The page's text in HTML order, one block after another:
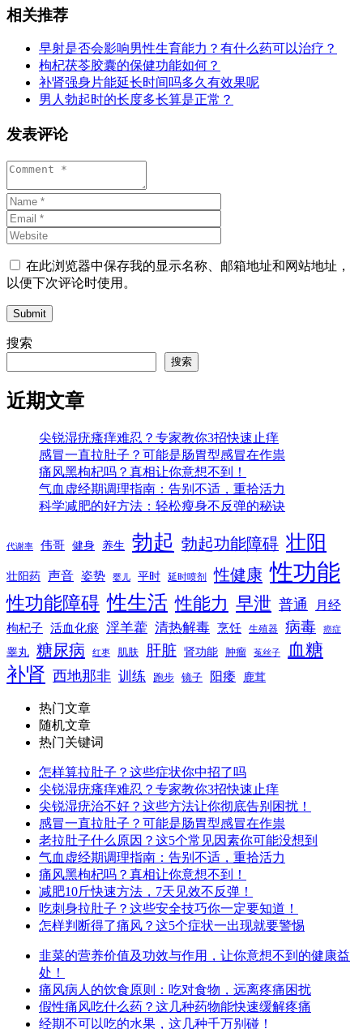
相关推荐
早射是否会影响男性生育能力？有什么药可以治疗？
枸杞茯苓胶囊的保健功能如何？
补肾强身片能延长时间吗多久有效果呢
男人勃起时的长度多长算是正常？
发表评论
在此浏览器中保存我的显示名称、邮箱地址和网站地址，
以便下次评论时使用。
Submit
搜索
搜索
近期文章
尖锐湿疣瘙痒难忍？专家教你3招快速止痒
感冒一直拉肚子？可能是肠胃型感冒在作祟
痛风黑枸杞吗？真相让你意想不到！
气血虚经期调理指南：告别不适，重拾活力
科学减肥的好方法：轻松瘦身不反弹的秘诀
代谢率 伟哥 健身 养生 勃起 勃起功能障碍 壮阳
壮阳药 声音 姿势 婴儿 平时 延时喷剂 性健康 性功能
性功能障碍 性生活 性能力 早泄 普通 月经
枸杞子 活血化瘀 淫羊藿 清热解毒 烹饪 生殖器 病毒 癌症
睾丸 糖尿病 红枣 肌肤 肝脏 肾功能 肿瘤 菟丝子 血糖
补肾 西地那非 训练 跑步 镜子 阳痿 鹿茸
热门文章
随机文章
热门关键词
怎样算拉肚子？这些症状你中招了吗
尖锐湿疣瘙痒难忍？专家教你3招快速止痒
尖锐湿疣治不好？这些方法让你彻底告别困扰！
感冒一直拉肚子？可能是肠胃型感冒在作祟
老拉肚子什么原因？这5个常见因素你可能没想到
气血虚经期调理指南：告别不适，重拾活力
痛风黑枸杞吗？真相让你意想不到！
减肥10斤快速方法，7天见效不反弹！
吃刺身拉肚子？这些安全技巧你一定要知道！
怎样判断得了痛风？这5个症状一出现就要警惕
韭菜的营养价值及功效与作用，让你意想不到的健康益
处！
痛风病人的饮食原则：吃对食物，远离疼痛困扰
假性痛风吃什么药？这几种药物能快速缓解疼痛
经期不可以吃的水果，这几种千万别碰！